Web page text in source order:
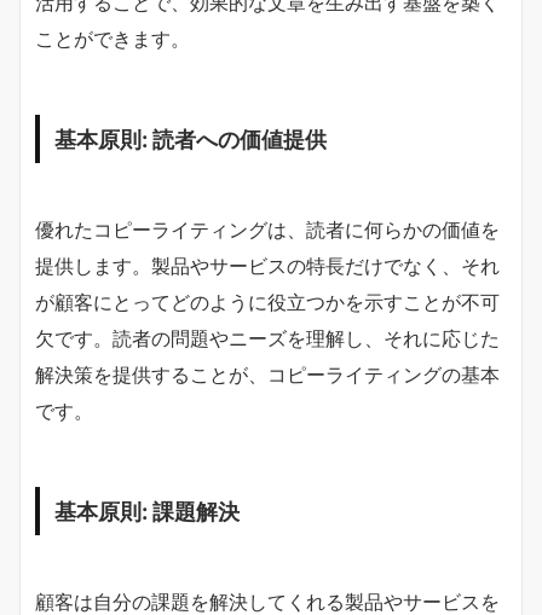
ことができます。
基本原則: 読者への価値提供
優れたコピーライティングは、読者に何らかの価値を
提供します。製品やサービスの特長だけでなく、それ
が顧客にとってどのように役立つかを示すことが不可
欠です。読者の問題やニーズを理解し、それに応じた
解決策を提供することが、コピーライティングの基本
です。
基本原則: 課題解決
顧客は自分の課題を解決してくれる製品やサービスを